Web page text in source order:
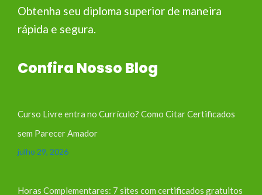
Obtenha seu diploma superior de maneira
rápida e segura.
Confira Nosso Blog
Curso Livre entra no Currículo? Como Citar Certificados
sem Parecer Amador
julho 29, 2026
Horas Complementares: 7 sites com certificados gratuitos